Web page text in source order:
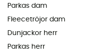
Parkas dam
Fleecetröjor dam
Dunjackor herr
Parkas herr